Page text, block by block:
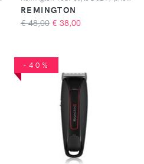
REMINGTON
€ 48,00 € 38,00
-40%